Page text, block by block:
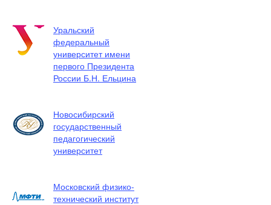
Уральский
федеральный
университет имени
первого Президента
России Б.Н. Ельцина
Новосибирский
государственный
педагогический
университет
Московский физико-
технический институт